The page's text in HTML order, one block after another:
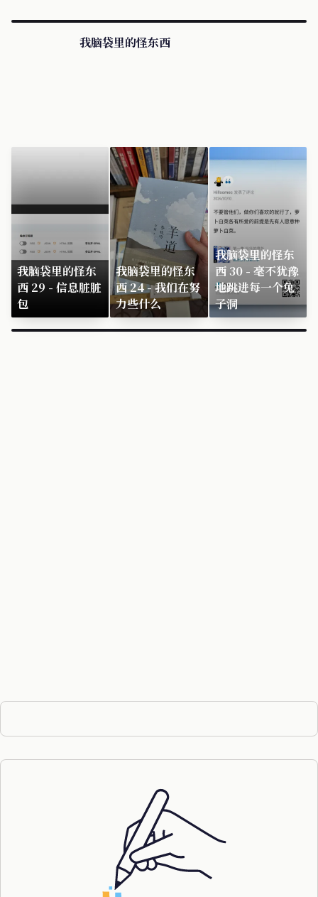
我脑袋里的怪东西
我脑袋里的怪东
西 29 - 信息脏脏
包
我脑袋里的怪东
西 24 - 我们在努
力些什么
我脑袋里的怪东
西 30 - 毫不犹豫
地跳进每一个兔
子洞